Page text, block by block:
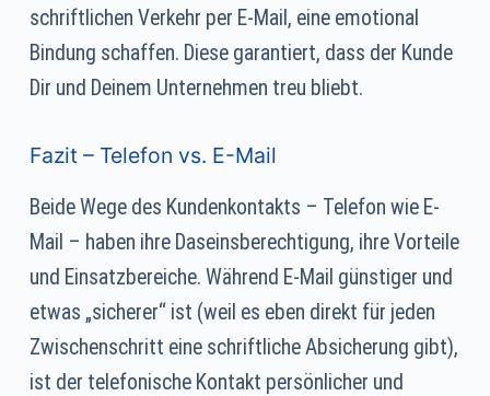
schriftlichen Verkehr per E-Mail, eine emotional
Bindung schaffen. Diese garantiert, dass der Kunde
Dir und Deinem Unternehmen treu bliebt.
Fazit – Telefon vs. E-Mail
Beide Wege des Kundenkontakts – Telefon wie E-
Mail – haben ihre Daseinsberechtigung, ihre Vorteile
und Einsatzbereiche. Während E-Mail günstiger und
etwas „sicherer“ ist (weil es eben direkt für jeden
Zwischenschritt eine schriftliche Absicherung gibt),
ist der telefonische Kontakt persönlicher und